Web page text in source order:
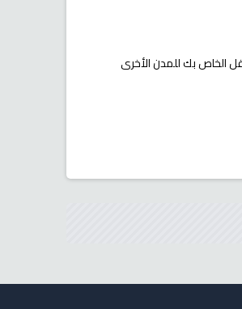
الخاص بك للمدن الأخرى